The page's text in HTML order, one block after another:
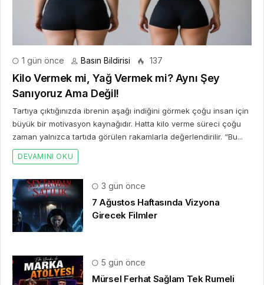
1 gün önce Basın Bildirisi 137
Kilo Vermek mi, Yağ Vermek mi? Aynı Şey
Sanıyoruz Ama Değil!
Tartıya çıktığınızda ibrenin aşağı indiğini görmek çoğu insan için
büyük bir motivasyon kaynağıdır. Hatta kilo verme süreci çoğu
zaman yalnızca tartıda görülen rakamlarla değerlendirilir. “Bu...
DEVAMINI OKU
3 gün önce
7 Ağustos Haftasında Vizyona
Girecek Filmler
5 gün önce
Mürsel Ferhat Sağlam Tek Rumeli